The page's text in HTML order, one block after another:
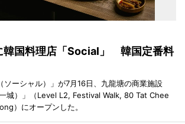
韓国料理店「Social」 韓国定番料
ソーシャル）」が7月16日、九龍塘の商業施設
城）」（Level L2, Festival Walk, 80 Tat Chee
）にオープンした。